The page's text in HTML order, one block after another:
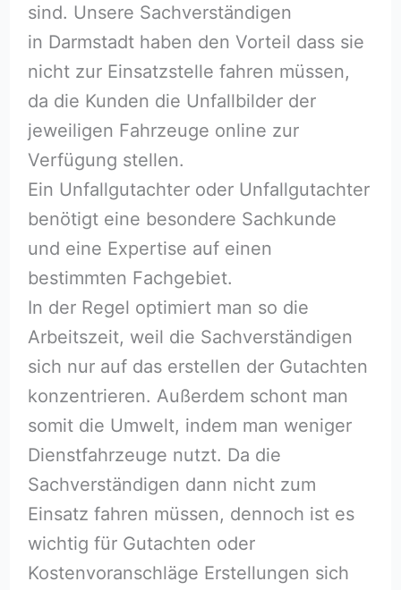
sind. Unsere Sachverständigen
in Darmstadt haben den Vorteil dass sie
nicht zur Einsatzstelle fahren müssen,
da die Kunden die Unfallbilder der
jeweiligen Fahrzeuge online zur
Verfügung stellen.
Ein Unfallgutachter oder Unfallgutachter
benötigt eine besondere Sachkunde
und eine Expertise auf einen
bestimmten Fachgebiet.
In der Regel optimiert man so die
Arbeitszeit, weil die Sachverständigen
sich nur auf das erstellen der Gutachten
konzentrieren. Außerdem schont man
somit die Umwelt, indem man weniger
Dienstfahrzeuge nutzt. Da die
Sachverständigen dann nicht zum
Einsatz fahren müssen, dennoch ist es
wichtig für Gutachten oder
Kostenvoranschläge Erstellungen sich